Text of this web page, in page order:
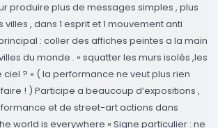
produire plus de messages simples , plus
, dans 1 esprit et 1 mouvement anti
: coller des affiches peintes a la main
du monde . « squatter les murs isolés ,les
ciel ? » ( la performance ne veut plus rien
! ) Participe a beaucoup d’expositions ,
et de street-art actions dans
world is everywhere « Signe particulier : ne